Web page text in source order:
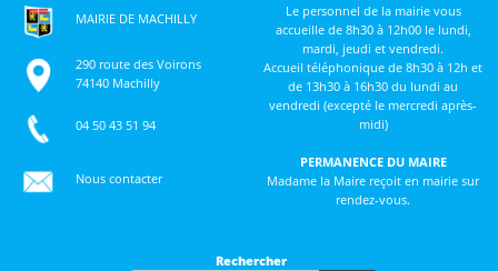
MAIRIE DE MACHILLY
290 route des Voirons
74140 Machilly
04 50 43 51 94
Nous contacter
Le personnel de la mairie vous
accueille de 8h30 à 12h00 le lundi,
mardi, jeudi et vendredi.
Accueil téléphonique de 8h30 à 12h et
de 13h30 à 16h30 du lundi au
vendredi (excepté le mercredi après-
midi)
PERMANENCE DU MAIRE
Madame la Maire reçoit en mairie sur
rendez-vous.
Rechercher